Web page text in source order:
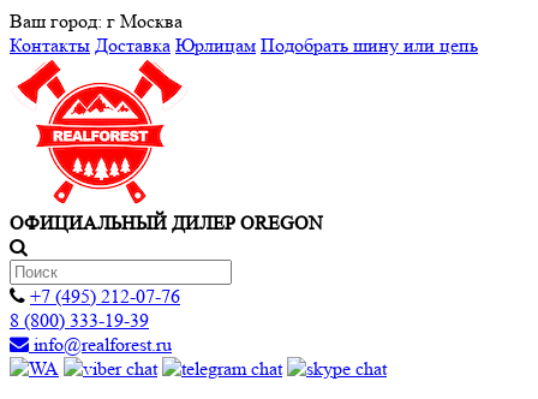
Ваш город: г Москва
Контакты Доставка Юрлицам Подобрать шину или цепь
ОФИЦИАЛЬНЫЙ ДИЛЕР OREGON
+7 (495) 212-07-76
8 (800) 333-19-39
info@realforest.ru